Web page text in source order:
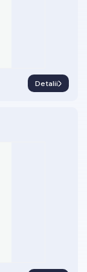
Detalii